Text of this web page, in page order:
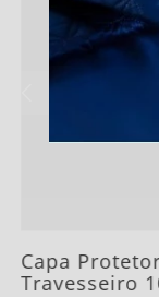
Capa
Travesseiro